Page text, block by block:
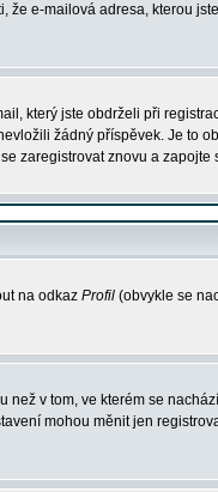
že e-mailová adresa, kterou
který jste obdrželi při
žádný příspěvek. Je to
zaregistrovat znovu a zapojte
na odkaz Profil (obvykle se
v tom, ve kterém se
mohou měnit jen